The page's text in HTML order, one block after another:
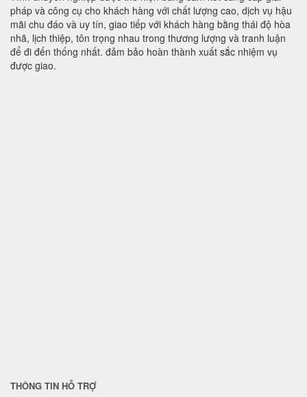
pháp và công cụ cho khách hàng với chất lượng cao, dịch vụ hậu
mãi chu đáo và uy tín, giao tiếp với khách hàng bằng thái độ hòa
nhã, lịch thiệp, tôn trọng nhau trong thương lượng và tranh luận
để đi đến thống nhất. đảm bảo hoàn thành xuất sắc nhiệm vụ
được giao.
THÔNG TIN HỖ TRỢ